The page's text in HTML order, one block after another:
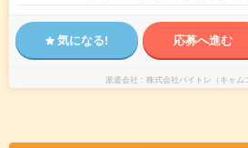
気になる! 応募へ進む
派遣会社 株式会社バイトレ（キャム